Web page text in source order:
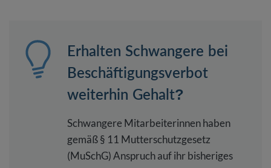
Erhalten Schwangere bei
Beschäftigungsverbot
weiterhin Gehalt?
Schwangere Mitarbeiterinnen haben
gemäß § 11 Mutterschutzgesetz
(MuSchG) Anspruch auf ihr bisheriges